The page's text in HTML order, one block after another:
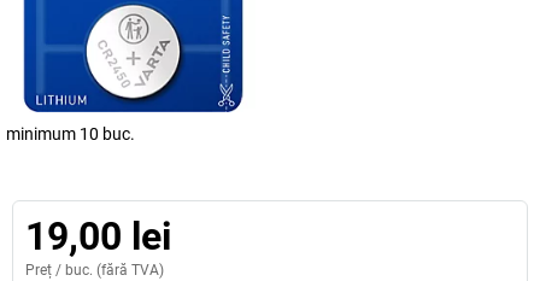
minimum 10 buc.
19,00 lei
Preț / buc. (fără TVA)